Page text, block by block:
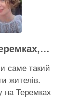
Шкода кожного дерева на Теремках, але тепло мають подати в 400 будинків – депутатка Київради
саме такий
жителів.
на Теремках